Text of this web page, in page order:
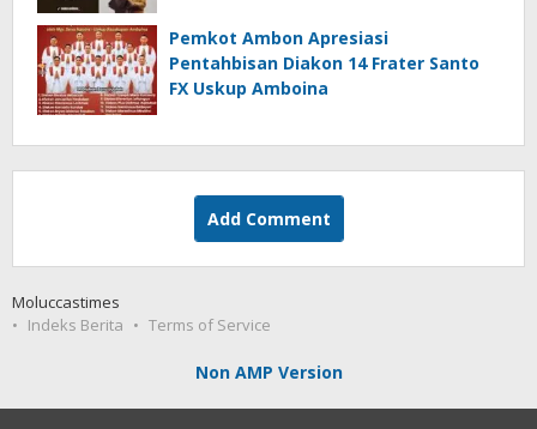
Pemkot Ambon Apresiasi
Pentahbisan Diakon 14 Frater Santo
FX Uskup Amboina
Add Comment
Moluccastimes
Indeks Berita
Terms of Service
Non AMP Version